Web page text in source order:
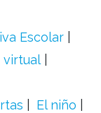
Escolar
virtual
El niño